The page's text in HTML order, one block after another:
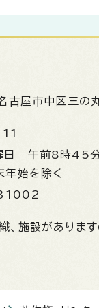
古屋市中区三の
日 午前8時45
年始を除く
、施設がありま